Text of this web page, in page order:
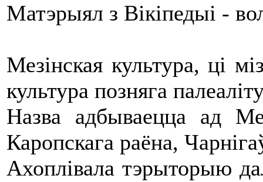
Матэрыял з Вікіпедыі -
Мезінская культура, ці
культура позняга
Назва адбываецца ад
Каропскага раёна,
Ахоплівала тэрыторыю